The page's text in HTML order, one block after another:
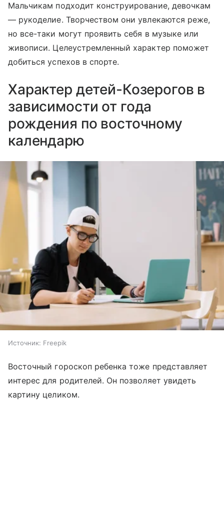
Мальчикам подходит конструирование, девочкам
— рукоделие. Творчеством они увлекаются реже,
но все-таки могут проявить себя в музыке или
живописи. Целеустремленный характер поможет
добиться успехов в спорте.
Характер детей-Козерогов в
зависимости от года
рождения по восточному
календарю
Источник: Freepik
Восточный гороскоп ребенка тоже представляет
интерес для родителей. Он позволяет увидеть
картину целиком.